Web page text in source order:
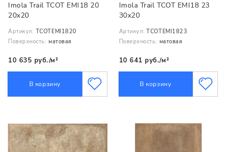
Imola Trail TCOT EMI18 20
20x20
Артикул: TCOTEMI1820
Поверхность: матовая
10 635 руб./м²
В корзину
Imola Trail TCOT EMI18 23
30x20
Артикул: TCOTEMI1823
Поверхность: матовая
10 641 руб./м²
В корзину